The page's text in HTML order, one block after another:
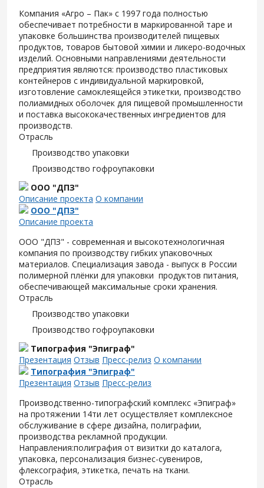
Компания «Агро – Пак» с 1997 года полностью
обеспечивает потребности в маркированной таре и
упаковке большинства производителей пищевых
продуктов, товаров бытовой химии и ликеро-водочных
изделий. Основными направлениями деятельности
предприятия являются: производство пластиковых
контейнеров с индивидуальной маркировкой,
изготовление самоклеящейся этикетки, производство
полиамидных оболочек для пищевой промышленности
и поставка высококачественных ингредиентов для
производств.
Отрасль
Производство упаковки
Производство гофроупаковки
ООО "ДПЗ"
Описание проекта О компании
ООО "ДПЗ"
Описание проекта
ООО "ДПЗ" - современная и высокотехнологичная
компания по производству гибких упаковочных
материалов. Специализация завода - выпуск в России
полимерной плёнки для упаковки продуктов питания,
обеспечивающей максимальные сроки хранения.
Отрасль
Производство упаковки
Производство гофроупаковки
Типография "Эпиграф"
Презентация Отзыв Пресс-релиз О компании
Типография "Эпиграф"
Презентация Отзыв Пресс-релиз
Производственно-типографский комплекс «Эпиграф»
на протяжении 14ти лет осуществляет комплексное
обслуживание в сфере дизайна, полиграфии,
производства рекламной продукции.
Направления:полиграфия от визитки до каталога,
упаковка, персонализация бизнес-сувениров,
флексография, этикетка, печать на ткани.
Отрасль